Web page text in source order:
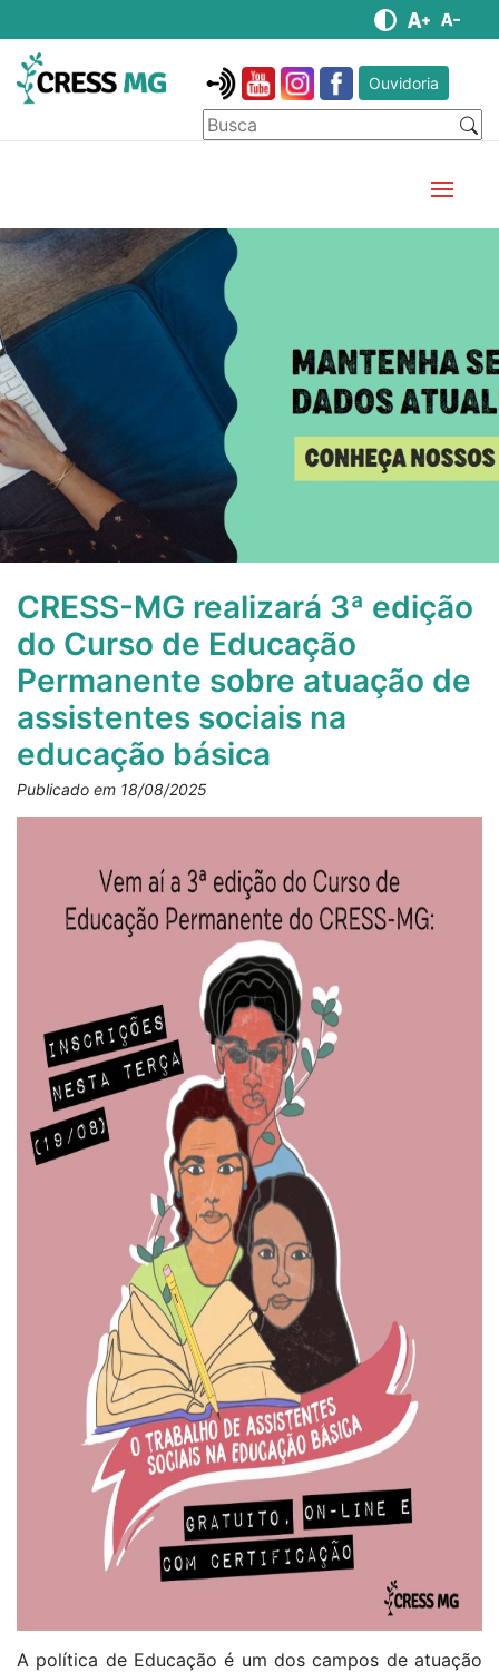
Ouvidoria
CRESS-MG realizará 3ª edição
do Curso de Educação
Permanente sobre atuação de
assistentes sociais na
educação básica
Publicado em 18/08/2025
A política de Educação é um dos campos de atuação